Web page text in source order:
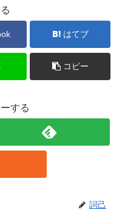
はてブ
コピー
する
詞己